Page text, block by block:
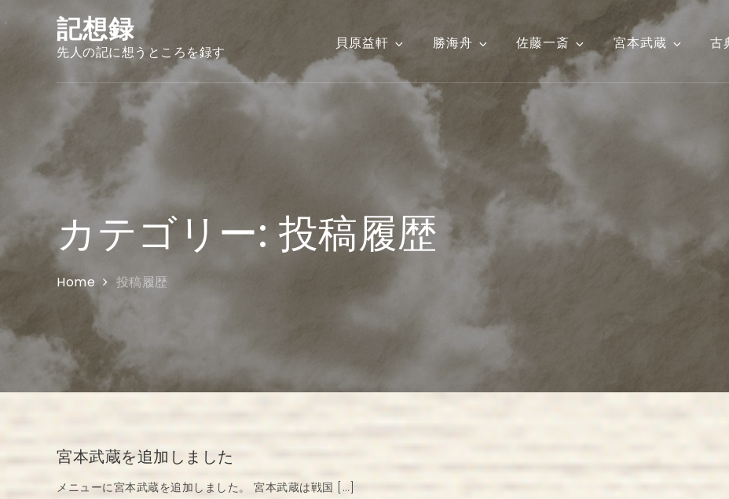
to
記想録
先人の記に想うところを録す
貝原益軒 勝海舟 佐藤一斎 宮本武蔵 古
カテゴリー: 投稿履歴
Home 投稿履歴
宮本武蔵を追加しました
メニューに宮本武蔵を追加しました。 宮本武蔵は戦国 […]